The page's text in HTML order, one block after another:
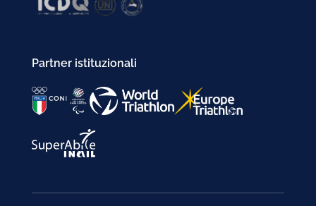
Partner istituzionali